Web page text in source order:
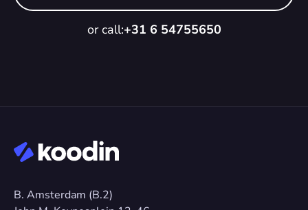
or call:+31 6 54755650
B. Amsterdam (B.2)